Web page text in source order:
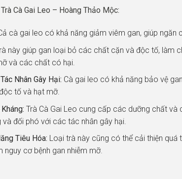
Cà Gai Leo – Hoàng Thảo Mộc:
cà gai leo có khả năng giảm viêm gan, giúp ngăn
này giúp gan loại bỏ các chất cặn và độc tố, làm
và các chất có hại.
Nhân Gây Hại: Cà gai leo có khả năng bảo vệ
tố và hạt mỡ.
Trà Cà Gai Leo cung cấp các dưỡng chất và
đối phó với các tác nhân gây hại.
Tiêu Hóa: Loại trà này cũng có thể cải thiện quá
nguy cơ bệnh gan nhiễm mỡ.